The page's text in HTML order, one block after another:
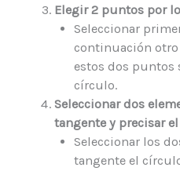
Elegir 2 puntos por
Seleccionar
continuación
estos dos puntos
círculo.
Seleccionar dos
tangente y precisar
Seleccionar los
tangente el